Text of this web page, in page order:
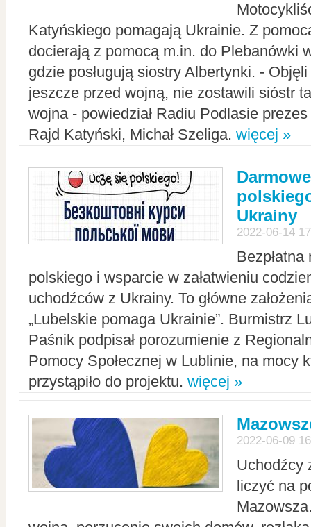
Katyńskiego pomagają Ukrainie. Z
docierają z pomocą m.in. do Plebanówki
gdzie posługują siostry Albertynki. -
jeszcze przed wojną, nie zostawili sióstr
wojna - powiedział Radiu Podlasie
Rajd Katyński, Michał Szeliga. więcej »
Ukrainy
2022-06-14
polskiego i wsparcie w załatwieniu
uchodźców z Ukrainy. To główne
„Lubelskie pomaga Ukrainie”. Burmistrz
Paśnik podpisał porozumienie z
Pomocy Społecznej w Lublinie, na mocy
przystąpiło do projektu. więcej »
2022-06-09
Uchodźcy
liczyć na